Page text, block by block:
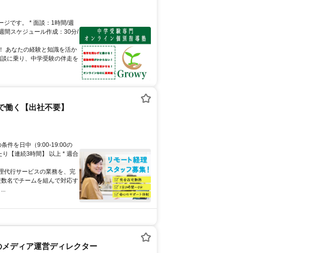
ジです。 * 面談：1時間/週
間スケジュール作成：30分/
あなたの経験と知識を活か
に乗り、中学受験の伴走を
く【出社不要】
件を日中（9:00-19:00の
【連続3時間】 以上 * 週合
代行サービスの業務を、完
名でチームを組んで対応す
ディア運営ディレクター